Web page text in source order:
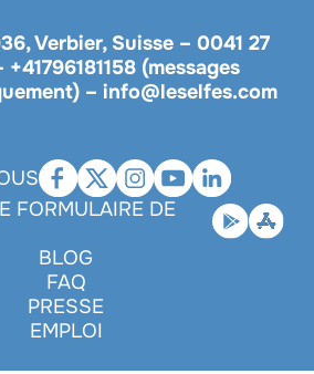
Verbier, Suisse – 0041 27
+41796181158 (messages
–info@leselfes.com
FORMULAIRE DE
BLOG
FAQ
PRESSE
EMPLOI